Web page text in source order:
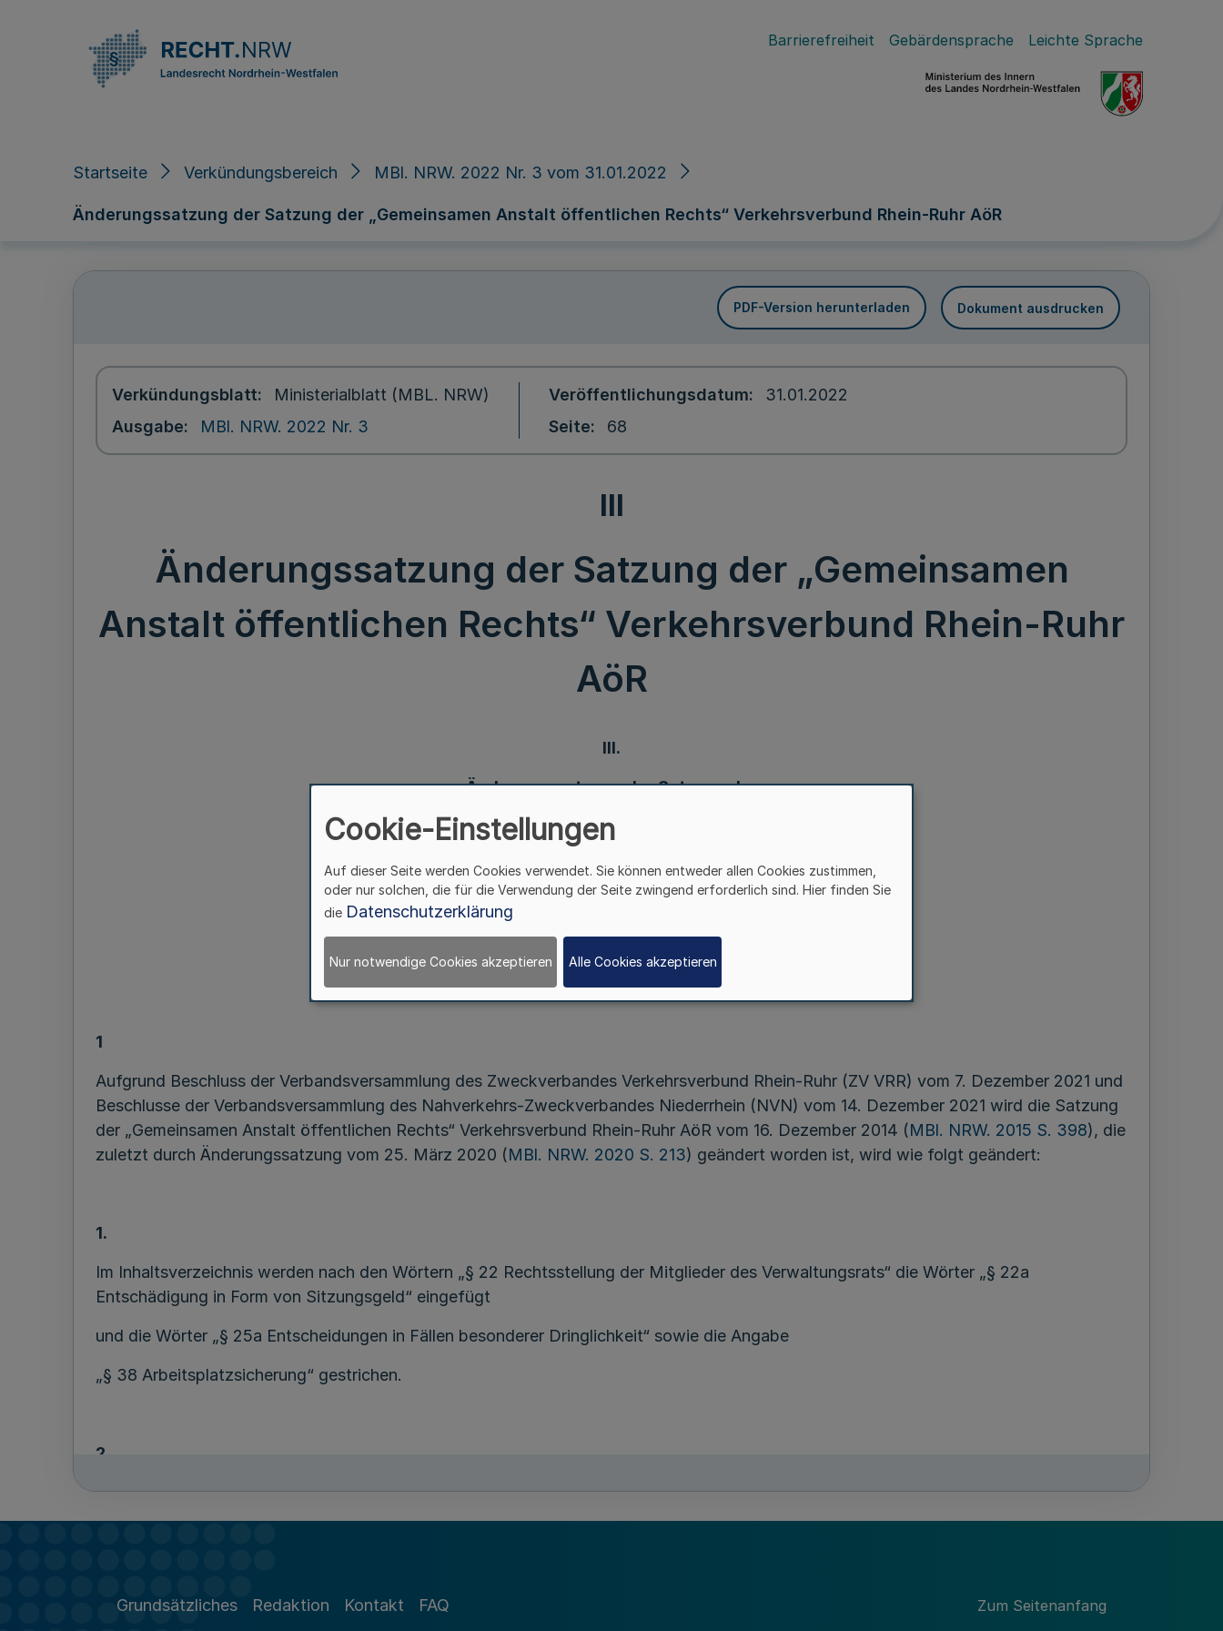
Barrierefreiheit Gebärdensprache Leichte Sprache
Startseite Verkündungsbereich MBl. NRW. 2022 Nr. 3 vom 31.01.2022
Änderungssatzung der Satzung der „Gemeinsamen Anstalt öffentlichen Rechts“ Verkehrsverbund Rhein-Ruhr AöR
PDF-Version herunterladen Dokument ausdrucken
Verkündungsblatt
Ministerialblatt (MBL. NRW)
Ausgabe
MBl. NRW. 2022 Nr. 3
Veröffentlichungsdatum
31.01.2022
Seite
68
III
Änderungssatzung der Satzung der „Gemeinsamen
Anstalt öffentlichen Rechts“ Verkehrsverbund Rhein-Ruhr
AöR
III.
Änderungssatzung der Satzung der
Verkehrsverbund Rhein-Ruhr AöR
Beschluss der Verbandsversammlungen
des Zweckverbandes Verkehrsverbund Rhein-Ruhr und
des Nahverkehrs-Zweckverbandes Verkehrsverbund Rhein-Ruhr
1
Aufgrund Beschluss der Verbandsversammlung des Zweckverbandes Verkehrsverbund Rhein-Ruhr (ZV VRR) vom 7. Dezember 2021 und
Beschlusse der Verbandsversammlung des Nahverkehrs-Zweckverbandes Niederrhein (NVN) vom 14. Dezember 2021 wird die Satzung
der „Gemeinsamen Anstalt öffentlichen Rechts“ Verkehrsverbund Rhein-Ruhr AöR vom 16. Dezember 2014 (MBl. NRW. 2015 S. 398), die
zuletzt durch Änderungssatzung vom 25. März 2020 (MBl. NRW. 2020 S. 213) geändert worden ist, wird wie folgt geändert:
1.
Im Inhaltsverzeichnis werden nach den Wörtern „§ 22 Rechtsstellung der Mitglieder des Verwaltungsrats“ die Wörter „§ 22a
Entschädigung in Form von Sitzungsgeld“ eingefügt
und die Wörter „§ 25a Entscheidungen in Fällen besonderer Dringlichkeit“ sowie die Angabe
„§ 38 Arbeitsplatzsicherung“ gestrichen.
2.
§ 4 Absatz 4 wird wie folgt gefasst:
Verbundverkehrsunternehmen eingebunden.
Grundsätzliches Redaktion Kontakt FAQ Zum Seitenanfang
Cookie-Einstellungen
Auf dieser Seite werden Cookies verwendet. Sie können entweder allen Cookies zustimmen,
oder nur solchen, die für die Verwendung der Seite zwingend erforderlich sind. Hier finden Sie
die Datenschutzerklärung
Nur notwendige Cookies akzeptieren Alle Cookies akzeptieren